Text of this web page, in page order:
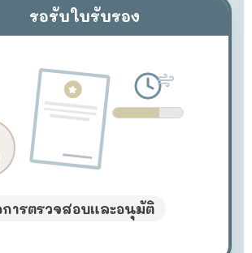
รอรับใบรับรอง
การตรวจสอบและอนุมัติ